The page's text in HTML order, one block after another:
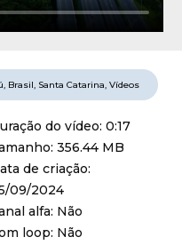
, Brasil, Santa Catarina, Vídeos
do vídeo: 0:17
356.44 MB
de criação:
09/2024
alfa: Não
loop: Não